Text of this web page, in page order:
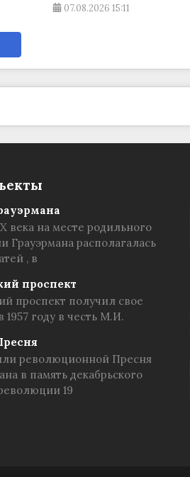
07.08.2026 15:11
века на месте родильного
Грауэрмана располагалась
, в
проспект
проспект получил свое
1957 году в честь М.И.
революционной Пресня
в память декабрьского
19